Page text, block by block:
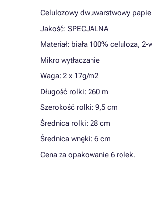
Celulozowy dwuwarstwowy
Jakość: SPECJALNA
Materiał: biała 100% celuloza, 2-
Mikro wytłaczanie
Waga: 2 x 17g/m2
Długość rolki: 260 m
Szerokość rolki: 9,5 cm
Średnica rolki: 28 cm
Średnica wnęki: 6 cm
Cena za opakowanie 6 rolek.